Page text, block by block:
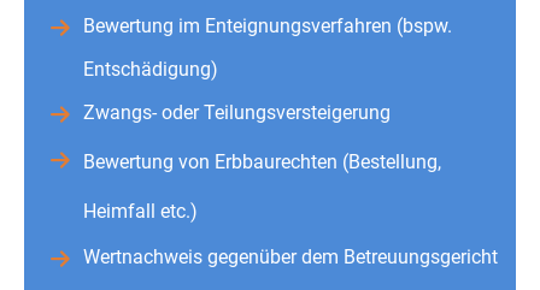
Bewertung im Enteignungsverfahren (bspw.
Entschädigung)
Zwangs- oder Teilungsversteigerung
Bewertung von Erbbaurechten (Bestellung,
Heimfall etc.)
Wertnachweis gegenüber dem Betreuungsgericht